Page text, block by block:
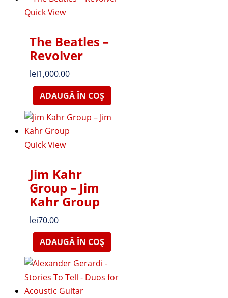
Quick View
The Beatles ‎–
Revolver
lei1,000.00
ADAUGĂ ÎN COȘ
Quick View
Jim Kahr
Group – Jim
Kahr Group
lei70.00
ADAUGĂ ÎN COȘ